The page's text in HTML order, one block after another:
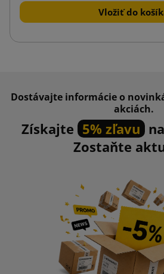
Vložiť do
Dostávajte informácie o
akciách.
Získajte 5% zľavu
Zostaňte